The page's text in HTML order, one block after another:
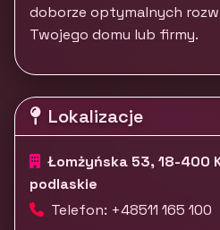
doborze optymalnych
Twojego domu lub firmy.
Lokalizacje
Łomżyńska 53, 18-400
podlaskie
Telefon: +48511 165 100